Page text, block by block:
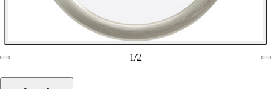
1/2